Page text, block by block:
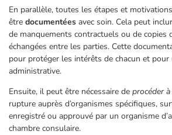
En parallèle, toutes les étapes et
être documentées avec soin. Cela peut
de manquements contractuels ou de copies
échangées entre les parties. Cette
pour protéger les intérêts de chacun et
administrative.
Ensuite, il peut être nécessaire de procéder
rupture auprès d’organismes spécifiques,
enregistré ou approuvé par un organisme
chambre consulaire.